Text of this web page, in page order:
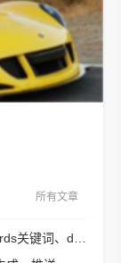
所有文章
苹果cms模板苹果CMS页面title标题、keywords关键词、description描述SEO优化